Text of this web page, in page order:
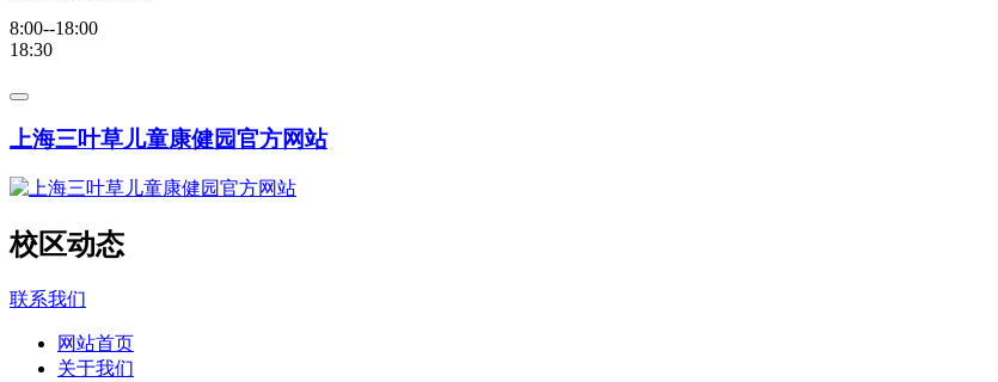
8:00--18:00
18:30
上海三叶草儿童康健园官方网站
校区动态
联系我们
网站首页
关于我们